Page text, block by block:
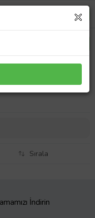
Şarj Orijinal
Sırala
İndirin